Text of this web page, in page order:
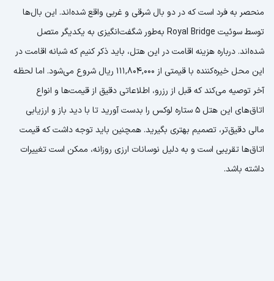
منحصر به فرد است که در دو بال شرقی و غربی واقع شده‌اند. این بال‌ها
توسط سوئیت Royal Bridge به‌طور شگفت‌انگیزی به یکدیگر متصل
شده‌اند. درباره هزینه اقامت در این هتل، باید ذکر کنیم که شبانه اقامت در
این محل خیره‌کننده با قیمتی از 111,804,000 ریال شروع می‌شود. اما لحظه
آخر توصیه می‌کند که قبل از رزرو، اطلاعاتی دقیق از قیمت‌ها و انواع
اتاق‌های این هتل 5 ستاره لوکس را بدست آورید تا با دید باز و ارزیابی
مالی دقیق‌تر، تصمیم بهتری بگیرید. همچنین باید توجه داشت که قیمت
اتاق‌ها تقریبی است و به دلیل نوسانات ارزی روزانه، ممکن است تغییرات
داشته باشد.